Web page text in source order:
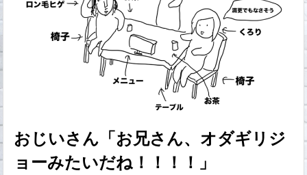
おじいさん「お兄さん、オダギリジ
ョーみたいだね！！！！」